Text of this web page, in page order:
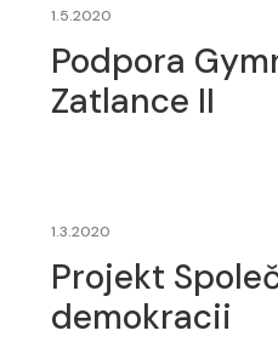
1.5.2020
Podpora
Zatlance II
1.3.2020
Projekt
demokracii